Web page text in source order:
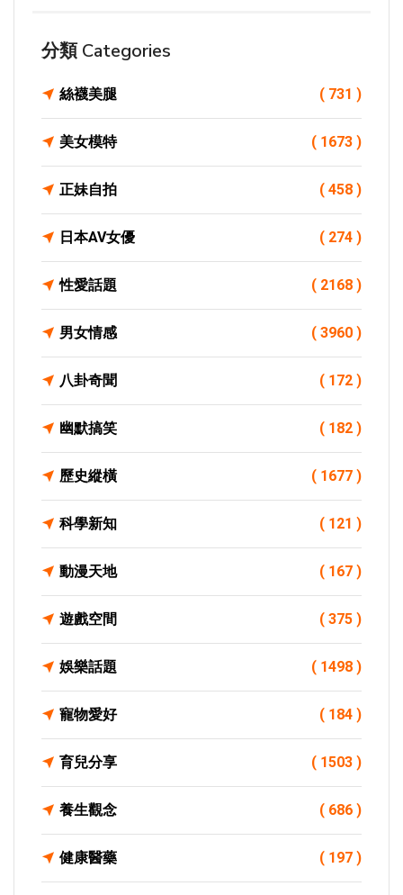
分類 Categories
絲襪美腿 ( 731 )
美女模特 ( 1673 )
正妹自拍 ( 458 )
日本AV女優 ( 274 )
性愛話題 ( 2168 )
男女情感 ( 3960 )
八卦奇聞 ( 172 )
幽默搞笑 ( 182 )
歷史縱橫 ( 1677 )
科學新知 ( 121 )
動漫天地 ( 167 )
遊戲空間 ( 375 )
娛樂話題 ( 1498 )
寵物愛好 ( 184 )
育兒分享 ( 1503 )
養生觀念 ( 686 )
健康醫藥 ( 197 )